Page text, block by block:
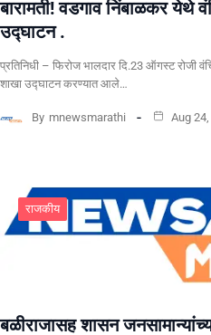
बारामती! वडगाव निंबाळकर
उद्घाटन .
प्रतिनिधी – फिरोज भालदार दि.23 ऑगस्ट रोजी
शाखा उद्घाटन करण्यात आले…
By mnewsmarathi Aug
राजकीय
बळीराजासह शासन